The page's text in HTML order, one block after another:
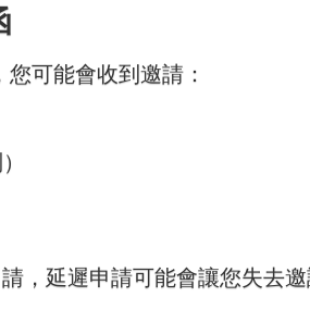
可能會收到邀請：
，延遲申請可能會讓您失去邀